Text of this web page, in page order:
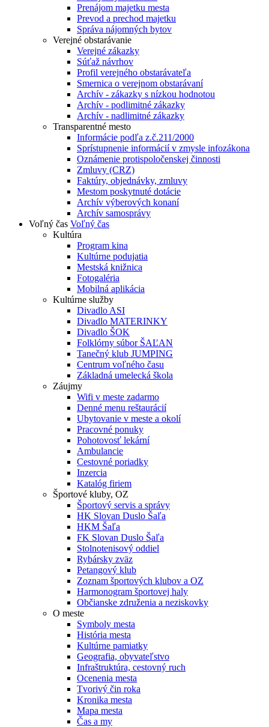
Prenájom majetku mesta
Prevod a prechod majetku
Správa nájomných bytov
Verejné obstarávanie
Verejné zákazky
Súťaž návrhov
Profil verejného obstarávateľa
Smernica o verejnom obstarávaní
Archív - zákazky s nízkou hodnotou
Archív - podlimitné zákazky
Archív - nadlimitné zákazky
Transparentné mesto
Informácie podľa z.č.211/2000
Sprístupnenie informácií v zmysle infozákona
Oznámenie protispoločenskej činnosti
Zmluvy (CRZ)
Faktúry, objednávky, zmluvy
Mestom poskytnuté dotácie
Archív výberových konaní
Archív samosprávy
Voľný čas Voľný čas
Kultúra
Program kina
Kultúrne podujatia
Mestská knižnica
Fotogaléria
Mobilná aplikácia
Kultúrne služby
Divadlo ASI
Divadlo MATERINKY
Divadlo ŠOK
Folklórny súbor ŠAĽAN
Tanečný klub JUMPING
Centrum voľného času
Základná umelecká škola
Záujmy
Wifi v meste zadarmo
Denné menu reštaurácií
Ubytovanie v meste a okolí
Pracovné ponuky
Pohotovosť lekární
Ambulancie
Cestovné poriadky
Inzercia
Katalóg firiem
Športové kluby, OZ
Športový servis a správy
HK Slovan Duslo Šaľa
HKM Šaľa
FK Slovan Duslo Šaľa
Stolnotenisový oddiel
Rybársky zväz
Petangový klub
Zoznam športových klubov a OZ
Harmonogram športovej haly
Občianske združenia a neziskovky
O meste
Symboly mesta
História mesta
Kultúrne pamiatky
Geografia, obyvateľstvo
Infraštruktúra, cestovný ruch
Ocenenia mesta
Tvorivý čin roka
Kronika mesta
Mapa mesta
Čas a my